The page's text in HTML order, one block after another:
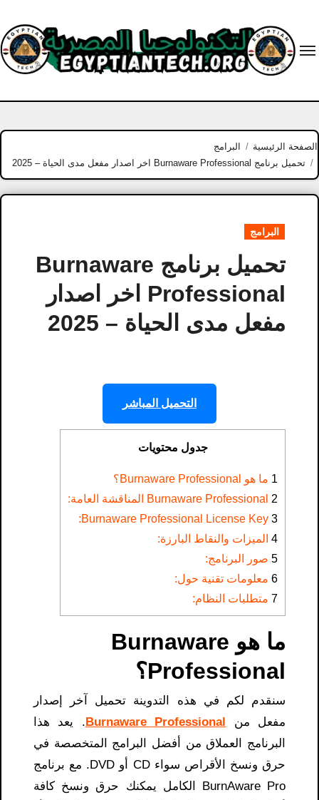
content
الصفحة الرئيسية
البرامج
تحميل برنامج Burnaware Professional اخر اصدار مفعل مدى الحياة – 2025
البرامج
تحميل برنامج Burnaware
Professional اخر اصدار
مفعل مدى الحياة – 2025
التحميل المباشر
جدول محتويات
1 ما هو Burnaware Professional؟
2
3
4 الميزات والنقاط البارزة:
5 صور البرنامج:
6 معلومات تقنية حول:
7 متطلبات النظام:
ما هو Burnaware
Professional؟
سنقدم لكم في هذه التدوينة تحميل آخر إصدار
مفعل من
Burnaware Professional . يعد هذا
البرنامج العملاق من أفضل البرامج المتخصصة في
حرق ونسخ الأقراص سواء CD أو DVD. مع برنامج
BurnAware Pro الكامل يمكنك حرق ونسخ كافة